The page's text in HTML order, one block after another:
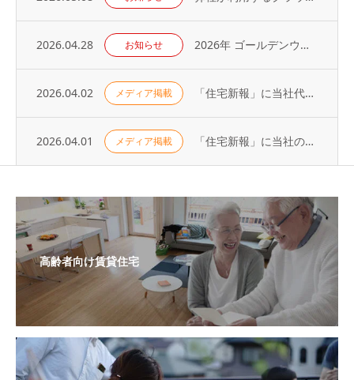
2026.04.28 お知らせ 2026年 ゴールデンウィーク休業のお知らせ
2026.04.02 メディア掲載 「住宅新報」に当社代表の取材記事が掲載されました（2026年3月31日号）
2026.04.01 メディア掲載 「住宅新報」に当社の取り組みが掲載されました（2026年3月24日号）
高齢者向け賃貸住宅